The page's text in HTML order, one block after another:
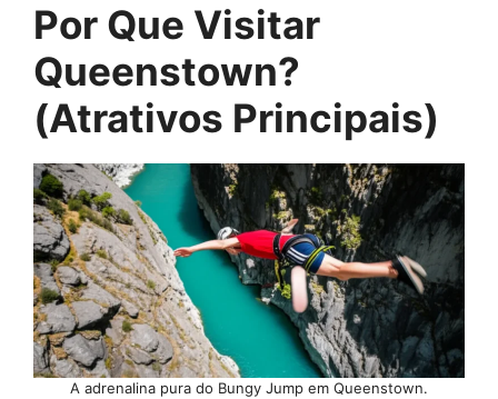
Por Que Visitar
Queenstown?
(Atrativos Principais)
A adrenalina pura do Bungy Jump em Queenstown.